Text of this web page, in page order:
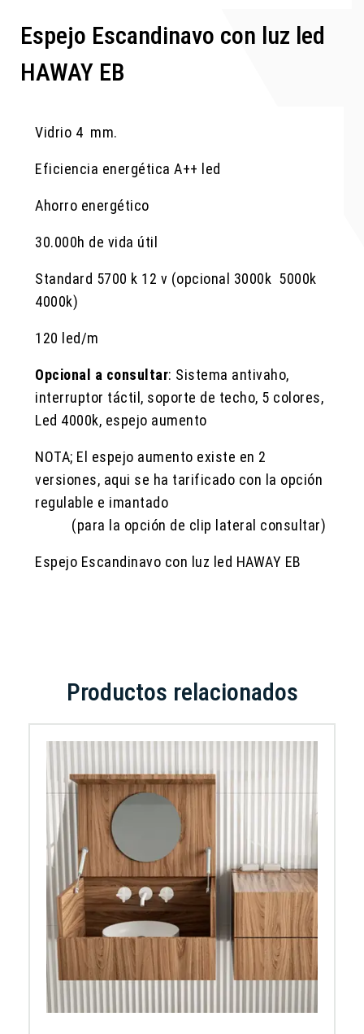
Espejo Escandinavo con luz led
HAWAY EB
Vidrio 4 mm.
Eficiencia energética A++ led
Ahorro energético
30.000h de vida útil
Standard 5700 k 12 v (opcional 3000k 5000k
4000k)
120 led/m
Opcional a consultar: Sistema antivaho,
interruptor táctil, soporte de techo, 5 colores,
Led 4000k, espejo aumento
NOTA; El espejo aumento existe en 2
versiones, aqui se ha tarificado con la opción
regulable e imantado
(para la opción de clip lateral consultar)
Espejo Escandinavo con luz led HAWAY EB
Productos relacionados